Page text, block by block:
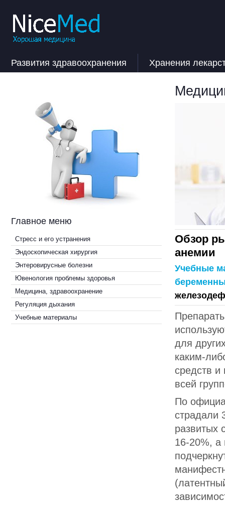
Развития здравоохранения Хранения
Главное меню
Стресс и его устранения
Эндоскопическая хирургия
Энтеровирусные болезни
Ювенология проблемы здоровья
Медицина, здравоохранение
Регуляция дыхания
Учебные материалы
Обзор
анемии
Учебные
для
каким-
средств и
всей
По
страдали
развитых
16-20%, а